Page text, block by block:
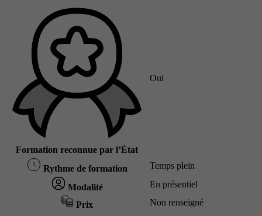
Formation reconnue par l’État
Oui
Rythme de formation Temps plein
Modalité En présentiel
Prix Non renseigné